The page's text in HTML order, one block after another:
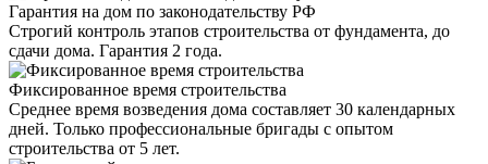
Гарантия на дом по законодательству РФ
Строгий контроль этапов строительства от фундамента, до
сдачи дома. Гарантия 2 года.
Фиксированное время строительства
Среднее время возведения дома составляет 30 календарных
дней. Только профессиональные бригады с опытом
строительства от 5 лет.